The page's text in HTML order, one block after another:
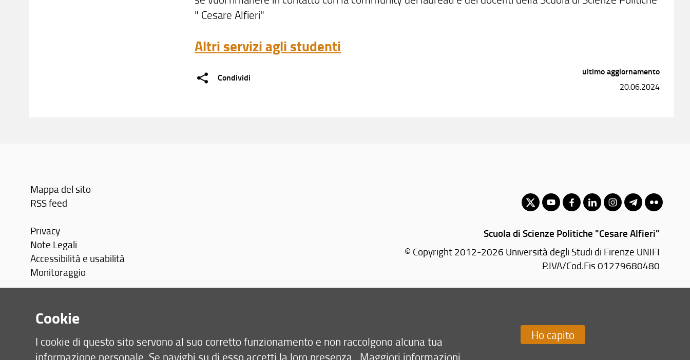
" Cesare Alfieri"
Altri servizi agli studenti
Condividi
ultimo aggiornamento
20.06.2024
Mappa del sito
RSS feed
Privacy
Note Legali
Accessibilità e usabilità
Monitoraggio
Scuola di Scienze Politiche "Cesare Alfieri"
© Copyright 2012-2026 Università degli Studi di Firenze UNIFI
P.IVA/Cod.Fis 01279680480
Email:scuola(AT)sc-politiche.unifi.it
Cookie
I cookie di questo sito servono al suo corretto funzionamento e non raccolgono alcuna tua
informazione personale. Se navighi su di esso accetti la loro presenza. Maggiori informazioni
Ho capito